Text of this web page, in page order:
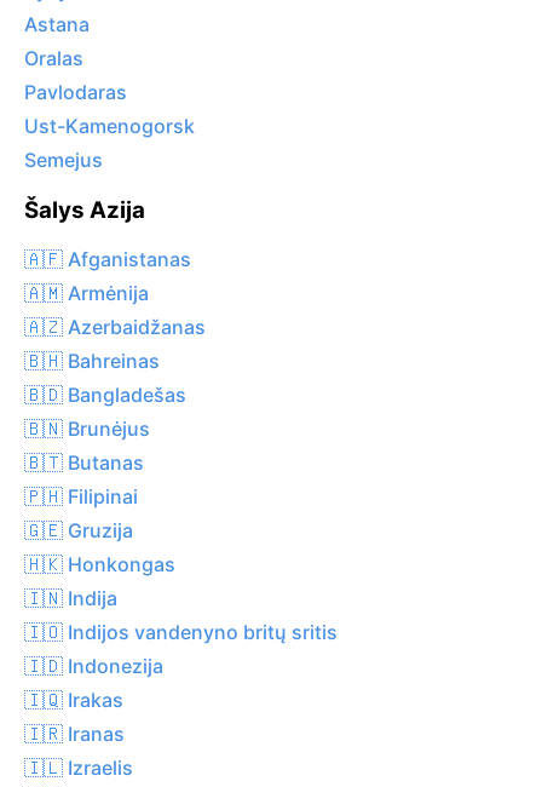
Astana
Oralas
Pavlodaras
Ust-Kamenogorsk
Semejus
Šalys Azija
🇦🇫 Afganistanas
🇦🇲 Armėnija
🇦🇿 Azerbaidžanas
🇧🇭 Bahreinas
🇧🇩 Bangladešas
🇧🇳 Brunėjus
🇧🇹 Butanas
🇵🇭 Filipinai
🇬🇪 Gruzija
🇭🇰 Honkongas
🇮🇳 Indija
🇮🇴 Indijos vandenyno britų sritis
🇮🇩 Indonezija
🇮🇶 Irakas
🇮🇷 Iranas
🇮🇱 Izraelis